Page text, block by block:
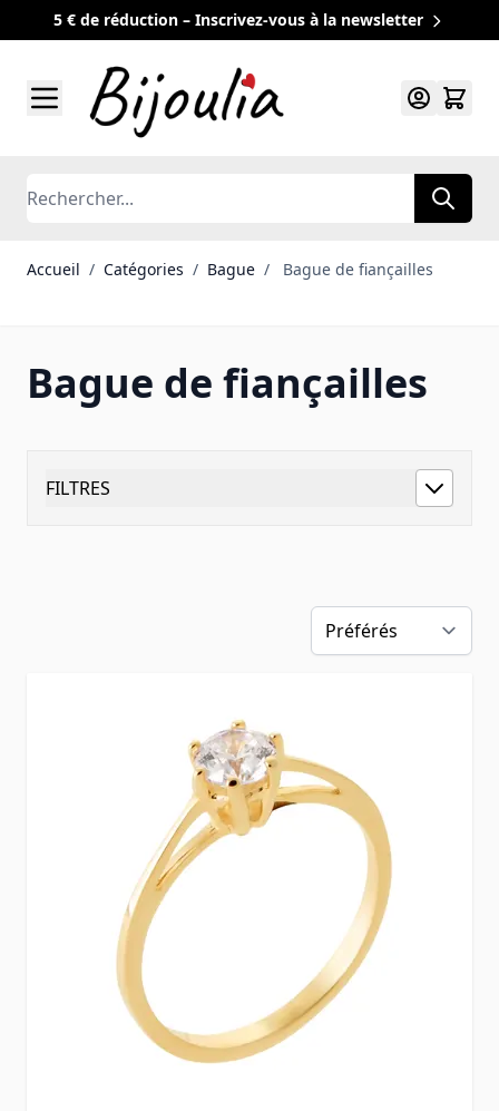
5 € de réduction – Inscrivez-vous à la newsletter
Rechercher
Accueil / Catégories / Bague / Bague de fiançailles
Bague de fiançailles
FILTRES